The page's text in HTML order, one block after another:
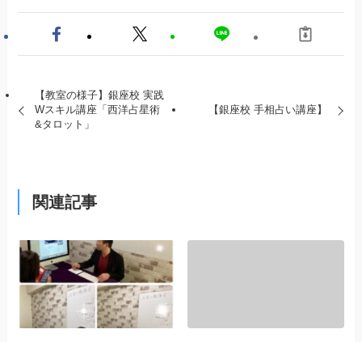
【教室の様子】銀座校 実践
Wスキル講座「西洋占星術
&タロット」
【銀座校 手相占い講座】
関連記事